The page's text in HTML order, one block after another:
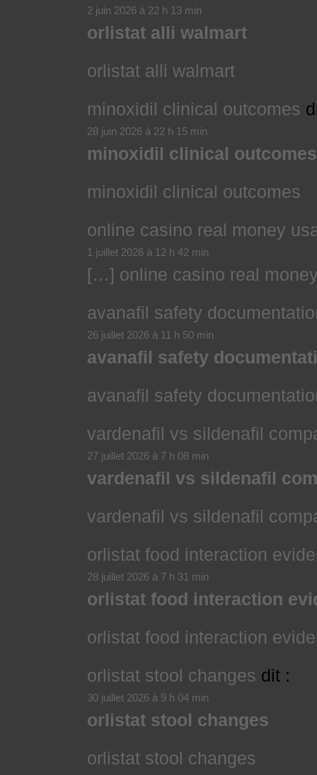
2 juin 2026 à 22 h 13 min
orlistat alli walmart
orlistat alli walmart
minoxidil clinical outcomes
28 juin 2026 à 22 h 15 min
minoxidil clinical outcomes
minoxidil clinical outcomes
online casino real money
1 juillet 2026 à 12 h 42 min
[…] online casino real
avanafil safety
26 juillet 2026 à 11 h 50 min
avanafil safety
avanafil safety
vardenafil vs sildenafil
27 juillet 2026 à 7 h 08 min
vardenafil vs sildenafil
vardenafil vs sildenafil
orlistat food interaction
28 juillet 2026 à 7 h 31 min
orlistat food interaction
orlistat food interaction
orlistat stool changes dit :
30 juillet 2026 à 9 h 04 min
orlistat stool changes
orlistat stool changes